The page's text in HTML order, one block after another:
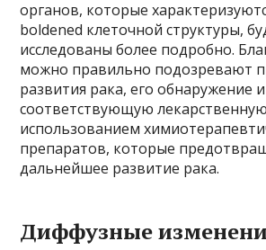
органов, которые
boldened клеточной структуры,
исследованы более подробно.
можно правильно подозревают
развития рака, его обнаружение
соответствующую
использованием
препаратов, которые
дальнейшее развитие рака.
Диффузные